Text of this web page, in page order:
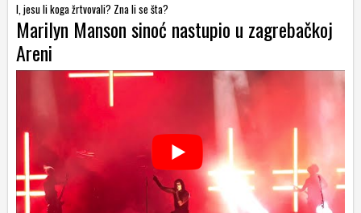
I, jesu li koga žrtvovali? Zna li se šta?
Marilyn Manson sinoć nastupio u zagrebačkoj
Areni